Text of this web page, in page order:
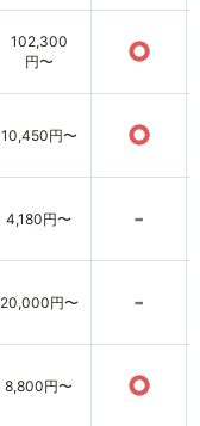
102,300
円〜
○
10,450円〜 ○
4,180円〜 -
20,000円〜 -
8,800円〜 ○